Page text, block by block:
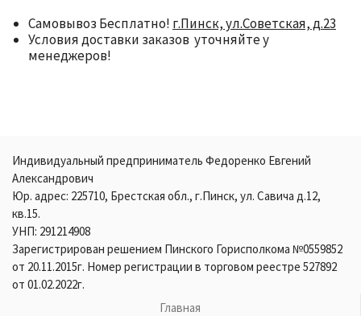
Самовывоз Бесплатно! г.Пинск, ул.Советская, д.23
Условия доставки заказов уточняйте у
менеджеров!
Индивидуальный предприниматель Федоренко Евгений
Александрович
Юр. адрес: 225710, Брестская обл., г.Пинск, ул. Савича д.12,
кв.15.
УНП: 291214908
Зарегистрирован решением Пинского Горисполкома №0559852
от 20.11.2015г. Номер регистрации в торговом реестре 527892
от 01.02.2022г.
Главная